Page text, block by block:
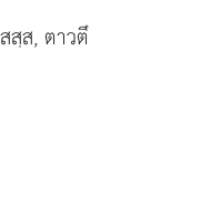
สฺส, ตาวตึ